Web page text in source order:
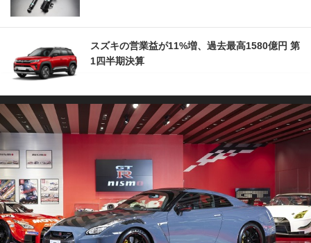
スズキの営業益が11%増、過去最高1580億円 第
1四半期決算